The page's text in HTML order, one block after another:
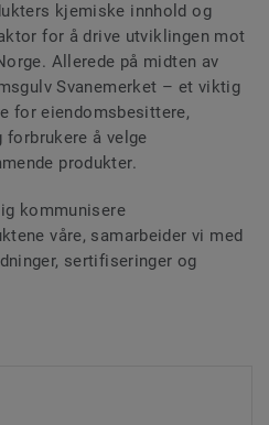
kjemiske innhold og
for å drive utviklingen mot
Allerede på midten av
Svanemerket – et viktig
for eiendomsbesittere,
forbrukere å velge
produkter.
kommunisere
våre, samarbeider vi med
sertifiseringer og